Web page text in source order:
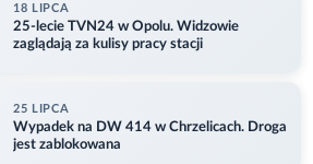
18 LIPCA
25-lecie TVN24 w Opolu. Widzowie
zaglądają za kulisy pracy stacji
25 LIPCA
Wypadek na DW 414 w Chrzelicach. Droga
jest zablokowana